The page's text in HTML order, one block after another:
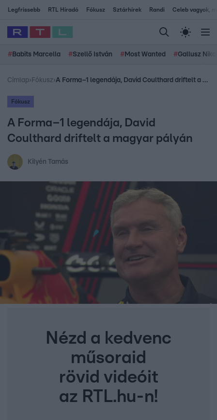
Legfrissebb RTL Híradó Fókusz Sztárhírek Randi Celeb vagyok,
# Babits Marcella #Szellő István # Most Wanted #Gallusz
Címlap› Fókusz› A Forma–1 legendája, David Coulthard driftelt a magyar pályán
Fókusz
A Forma–1 legendája, David
Coulthard driftelt a magyar pályán
Kilyén Tamás
Nézd a kedvenc
műsoraid
rövid videóit
az RTL.hu-n!